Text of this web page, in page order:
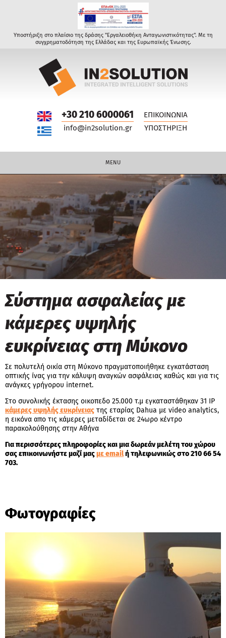
Υποστήριξη στο πλαίσιο της δράσης "Εργαλειοθήκη Ανταγωνιστικότητας". Με τη
συγχρηματοδότηση της Ελλάδας και της Ευρωπαϊκής Ένωσης.
+30 210 6000061
info@in2solution.gr
ΕΠΙΚΟΙΝΩΝΙΑ
ΥΠΟΣΤΗΡΙΞΗ
MENU
Σύστημα ασφαλείας με
κάμερες υψηλής
ευκρίνειας στη Μύκονο
Σε πολυτελή οικία στη Μύκονο πραγματοποιήθηκε εγκατάσταση
οπτικής ίνας για την κάλυψη αναγκών ασφάλειας καθώς και για τις
ανάγκες γρήγορου internet.
Στο συνολικής έκτασης οικοπεδο 25.000 τ.μ εγκαταστάθηκαν 31 ΙP
κάμερες υψηλής ευκρίνειας της εταρίας Dahua με video analytics,
η εικόνα απο τις κάμερες μεταδίδεται σε 24ωρο κέντρο
παρακολούθησης στην Αθήνα
Για περισσότερες πληροφορίες και μια δωρεάν μελέτη του χώρου
σας επικοινωνήστε μαζί μαςμε emailή τηλεφωνικώς στο 210 66 54
703.
Φωτογραφίες